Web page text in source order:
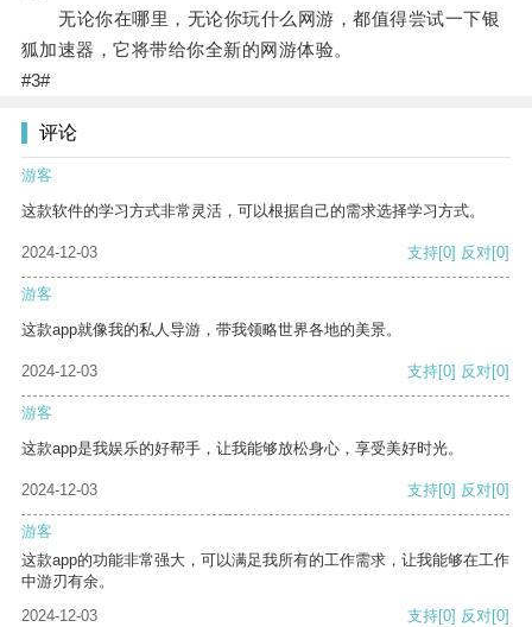
无论你在哪里，无论你玩什么网游，都值得尝试一下银
狐加速器，它将带给你全新的网游体验。
#3#
评论
游客
这款软件的学习方式非常灵活，可以根据自己的需求选择学习方式。
2024-12-03 支持[0] 反对[0]
游客
这款app就像我的私人导游，带我领略世界各地的美景。
2024-12-03 支持[0] 反对[0]
游客
这款app是我娱乐的好帮手，让我能够放松身心，享受美好时光。
2024-12-03 支持[0] 反对[0]
游客
这款app的功能非常强大，可以满足我所有的工作需求，让我能够在工作
中游刃有余。
2024-12-03
支持[0] 反对[0]